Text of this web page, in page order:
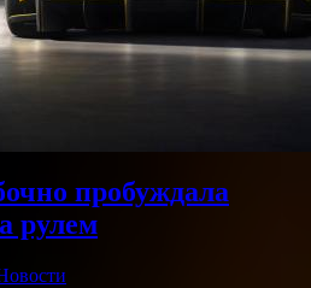
пробуждала
рулем